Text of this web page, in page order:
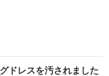
。
ドレスを汚されました